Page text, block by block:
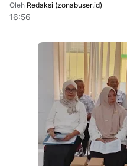
Oleh Redaksi (zonabuser.id)
16:56